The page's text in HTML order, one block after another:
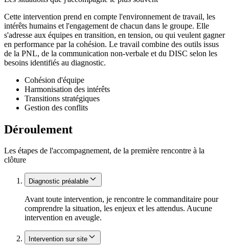
Cette intervention prend en compte l'environnement de travail, les
intérêts humains et l'engagement de chacun dans le groupe. Elle
s'adresse aux équipes en transition, en tension, ou qui veulent gagner
en performance par la cohésion. Le travail combine des outils issus
de la PNL, de la communication non-verbale et du DISC selon les
besoins identifiés au diagnostic.
Cohésion d'équipe
Harmonisation des intérêts
Transitions stratégiques
Gestion des conflits
Déroulement
Les étapes de l'accompagnement, de la première rencontre à la
clôture
Diagnostic préalable
Avant toute intervention, je rencontre le commanditaire pour
comprendre la situation, les enjeux et les attendus. Aucune
intervention en aveugle.
Intervention sur site